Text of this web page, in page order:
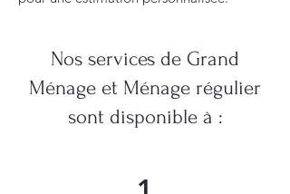
Nos services de Grand
Ménage et Ménage régulier
sont disponible à :